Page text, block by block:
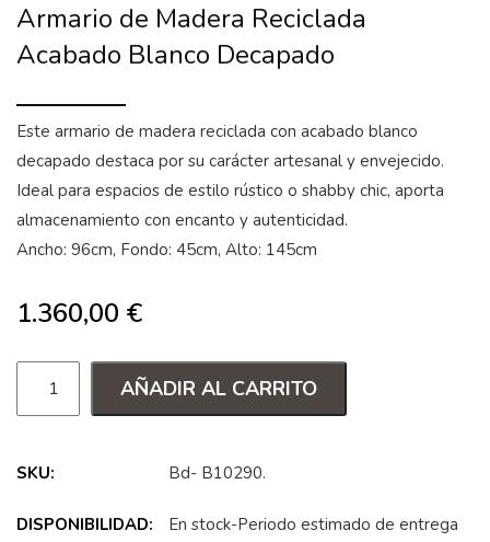
Armario de Madera Reciclada
Acabado Blanco Decapado
Este armario de madera reciclada con acabado blanco
decapado destaca por su carácter artesanal y envejecido.
Ideal para espacios de estilo rústico o shabby chic, aporta
almacenamiento con encanto y autenticidad.
Ancho: 96cm, Fondo: 45cm, Alto: 145cm
1.360,00 €
AÑADIR AL CARRITO
SKU: Bd- B10290.
DISPONIBILIDAD:
En stock-Periodo estimado de entrega